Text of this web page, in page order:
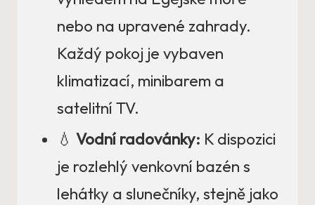
nebo na upravené zahrady.
Každý pokoj je vybaven
klimatizací, minibarem a
satelitní TV.
💧 Vodní radovánky: K dispozici
je rozlehlý venkovní bazén s
lehátky a slunečníky, stejně jako